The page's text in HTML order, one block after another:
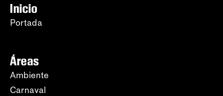
Inicio
Portada
Áreas
Ambiente
Carnaval